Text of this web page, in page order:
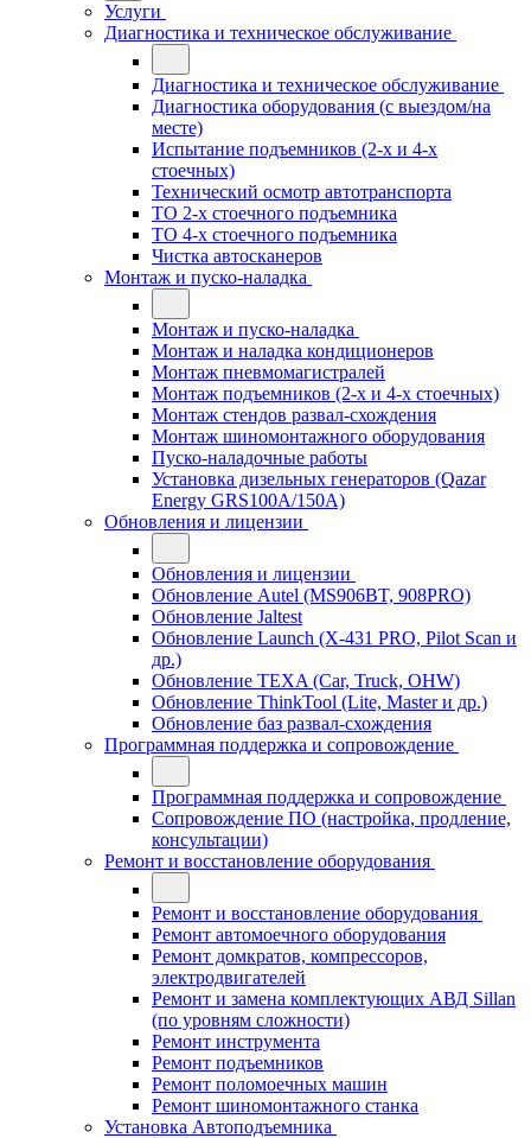
Услуги
Диагностика и техническое обслуживание
Диагностика и техническое обслуживание
Диагностика оборудования (с выездом/на
месте)
Испытание подъемников (2-х и 4-х
стоечных)
Технический осмотр автотранспорта
ТО 2-х стоечного подъемника
ТО 4-х стоечного подъемника
Чистка автосканеров
Монтаж и пуско-наладка
Монтаж и пуско-наладка
Монтаж и наладка кондиционеров
Монтаж пневмомагистралей
Монтаж подъемников (2-х и 4-х стоечных)
Монтаж стендов развал-схождения
Монтаж шиномонтажного оборудования
Пуско-наладочные работы
Установка дизельных генераторов (Qazar
Energy GRS100A/150A)
Обновления и лицензии
Обновления и лицензии
Обновление Autel (MS906BT, 908PRO)
Обновление Jaltest
Обновление Launch (X-431 PRO, Pilot Scan и
др.)
Обновление TEXA (Car, Truck, OHW)
Обновление ThinkTool (Lite, Master и др.)
Обновление баз развал-схождения
Программная поддержка и сопровождение
Программная поддержка и сопровождение
Сопровождение ПО (настройка, продление,
консультации)
Ремонт и восстановление оборудования
Ремонт и восстановление оборудования
Ремонт автомоечного оборудования
Ремонт домкратов, компрессоров,
электродвигателей
Ремонт и замена комплектующих АВД Sillan
(по уровням сложности)
Ремонт инструмента
Ремонт подъемников
Ремонт поломоечных машин
Ремонт шиномонтажного станка
Установка Автоподъемника